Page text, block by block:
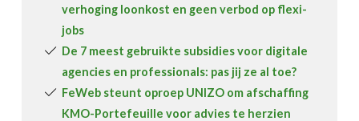
verhoging loonkost en geen verbod op flexi-
jobs
De 7 meest gebruikte subsidies voor digitale
agencies en professionals: pas jij ze al toe?
FeWeb steunt oproep UNIZO om afschaffing
KMO-Portefeuille voor advies te herzien